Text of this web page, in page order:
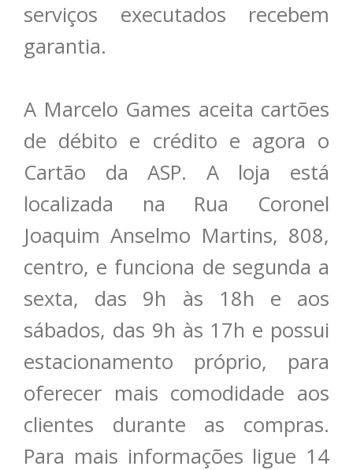
serviços executados recebem
garantia.
A Marcelo Games aceita cartões
de débito e crédito e agora o
Cartão da ASP. A loja está
localizada na Rua Coronel
Joaquim Anselmo Martins, 808,
centro, e funciona de segunda a
sexta, das 9h às 18h e aos
sábados, das 9h às 17h e possui
estacionamento próprio, para
oferecer mais comodidade aos
clientes durante as compras.
Para mais informações ligue 14